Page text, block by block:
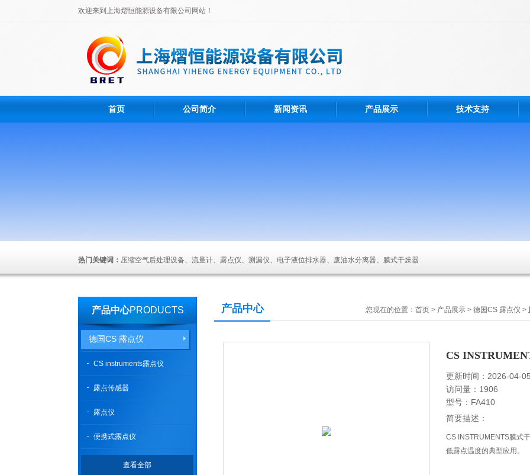
欢迎来到上海熠恒能源设备有限公司网站！
首页 公司简介 新闻资讯 产品展示 技术支持
热门关键词： 压缩空气后处理设备、流量计、露点仪、测漏仪、电子液位排水器、废油水分离器、膜式干燥器
产品中心PRODUCTS
德国CS 露点仪
CS instruments露点仪
露点传感器
露点仪
便携式露点仪
查看全部
产品中心 您现在的位置： 首页 > 产品展示 > 德国CS 露点仪 >
CS
更新时间：2026-04-
访问量：1906
型号：FA410
简要描述：
CS INSTRUMENTS膜式
低露点温度的典型应用。